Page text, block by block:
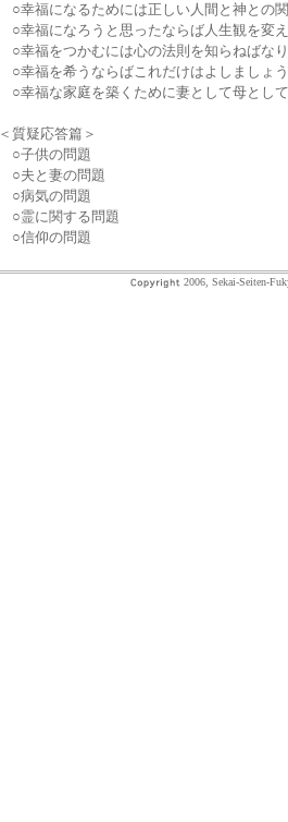
○幸福になるためには正しい人間と神との
○幸福になろうと思ったならば人生観を変
○幸福をつかむには心の法則を知らねばな
○幸福を希うならばこれだけはよしましょう
○幸福な家庭を築くために妻として母として
＜質疑応答篇＞
○子供の問題
○夫と妻の問題
○病気の問題
○霊に関する問題
○信仰の問題
2006, Sekai-Seiten-